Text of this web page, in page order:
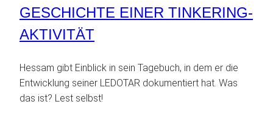
GESCHICHTE EINER TINKERING-
AKTIVITÄT
Hessam gibt Einblick in sein Tagebuch, in dem er die
Entwicklung seiner LEDOTAR dokumentiert hat. Was
das ist? Lest selbst!